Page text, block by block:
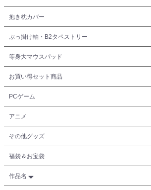
抱き枕カバー
ぶっ掛け軸・B2タペストリー
等身大マウスパッド
お買い得セット商品
PCゲーム
アニメ
その他グッズ
福袋＆お宝袋
作品名